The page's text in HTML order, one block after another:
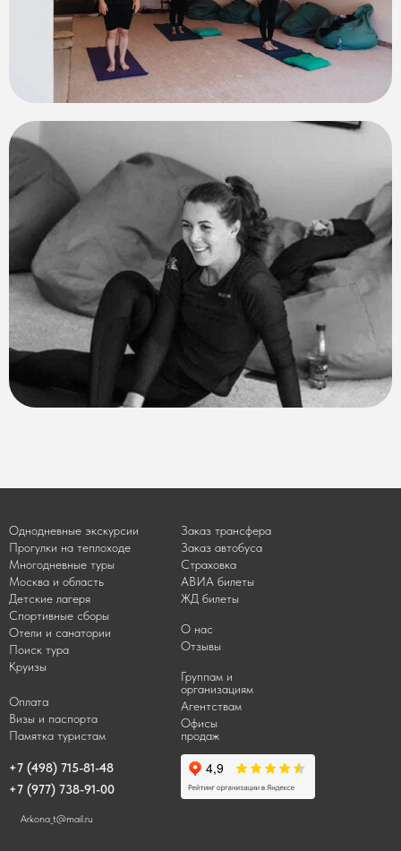
+7 (498) 715-81-48
+7 (977) 738-91-00
Arkona_t@mail.ru
Круизы
Отели и санатории
Поиск тура
Многодневные туры
Однодневные экскурсии
Детские лагеря
Спортивные сборы
Москва и область
Оплата
Визы и паспорта
Памятка туристам
Отзывы
О нас
Страховка
АВИА билеты
ЖД билеты
Заказ трансфера
Заказ автобуса
Офисы
продаж
Агентствам
Группам и
организациям
Прогулки на теплоходе